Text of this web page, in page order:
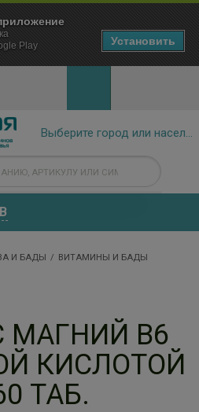
И БАДЫ ВИТАМИНЫ И БАДЫ
МАГНИЙ В6
КИСЛОТОЙ
ТАБ.
Play
Установить